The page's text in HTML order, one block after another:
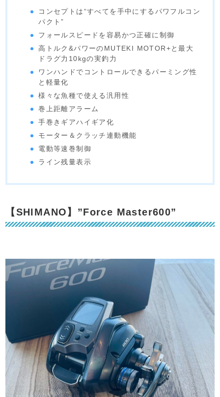
コンセプトは“すべてを手中にするパワフルコン
パクト”
フォールスピードを容易かつ正確に制御
高トルク&パワーのMUTEKI MOTOR+と最大
ドラグ力10kgの実釣力
ワンハンドでコントロールできるパーミング性
と軽量化
様々な魚種で使える汎用性
巻上距離アラーム
手巻きギアハイギア化
モーター＆クラッチ連動機能
電動等速巻制御
ライン残量表示
【SHIMANO】”Force Master600”